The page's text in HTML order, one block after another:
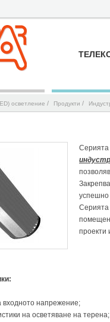
осветление / Продукти /
Серията
успешно
Серията
проекти
входното напрежение;
на осветяване нa терена;